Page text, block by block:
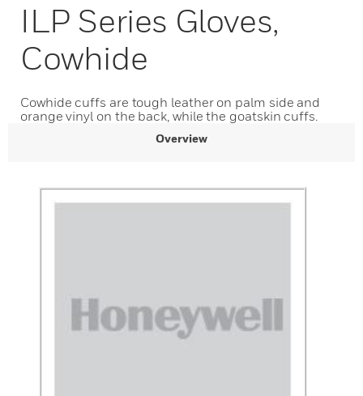
ILP Series Gloves,
Cowhide
Cowhide cuffs are tough leather on palm side and
orange vinyl on the back, while the goatskin cuffs.
Overview